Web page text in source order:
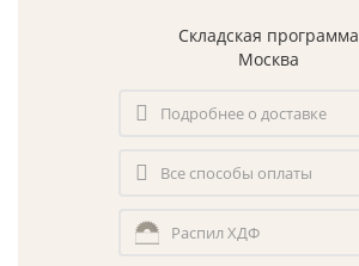
Складская программа
Москва
Подробнее о доставке
Все способы оплаты
Распил ХДФ